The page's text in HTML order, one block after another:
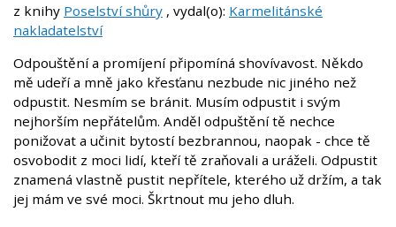
z knihy Poselství shůry , vydal(o): Karmelitánské
nakladatelství
Odpouštění a promíjení připomíná shovívavost. Někdo
mě udeří a mně jako křesťanu nezbude nic jiného než
odpustit. Nesmím se bránit. Musím odpustit i svým
nejhorším nepřátelům. Anděl odpuštění tě nechce
ponižovat a učinit bytostí bezbrannou, naopak - chce tě
osvobodit z moci lidí, kteří tě zraňovali a uráželi. Odpustit
znamená vlastně pustit nepřítele, kterého už držím, a tak
jej mám ve své moci. Škrtnout mu jeho dluh.